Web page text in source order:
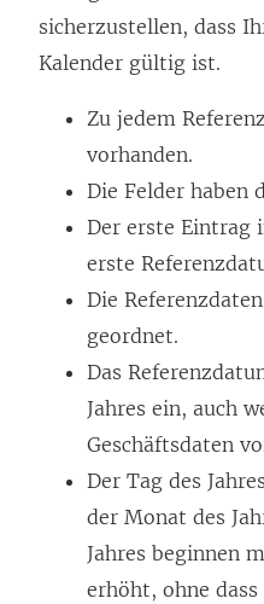
sicherzustellen, dass
Kalender gültig ist.
Zu jedem
vorhanden.
Die Felder haben
Der erste Eintrag
erste
Die
geordnet.
Das
Jahres ein, auch
Geschäftsdaten
Der Tag des
der Monat des
Jahres beginnen
erhöht, ohne